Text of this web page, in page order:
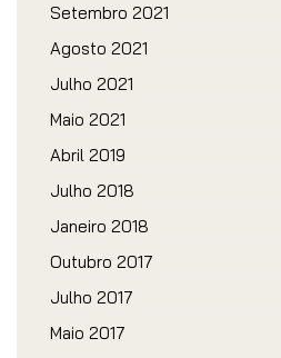
Setembro 2021
Agosto 2021
Julho 2021
Maio 2021
Abril 2019
Julho 2018
Janeiro 2018
Outubro 2017
Julho 2017
Maio 2017